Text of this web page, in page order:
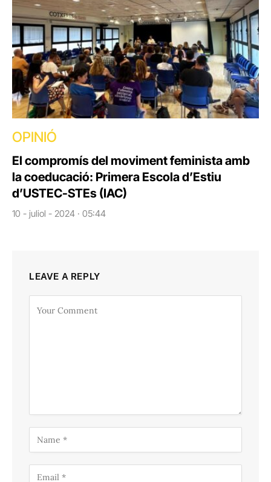
OPINIÓ
El compromís del moviment feminista amb
la coeducació: Primera Escola d’Estiu
d’USTEC-STEs (IAC)
10 - juliol - 2024 · 05:44
LEAVE A REPLY